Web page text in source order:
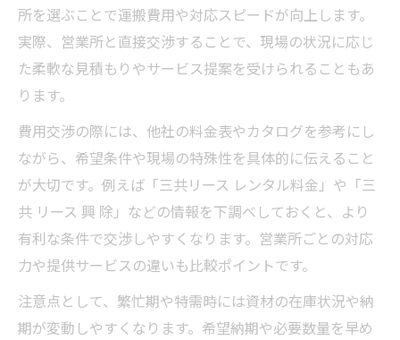
所を選ぶことで運搬費用や対応スピードが向上します。
実際、営業所と直接交渉することで、現場の状況に応じ
た柔軟な見積もりやサービス提案を受けられることもあ
ります。
費用交渉の際には、他社の料金表やカタログを参考にし
ながら、希望条件や現場の特殊性を具体的に伝えること
が大切です。例えば「三共リース レンタル料金」や「三
共 リース 興 除」などの情報を下調べしておくと、より
有利な条件で交渉しやすくなります。営業所ごとの対応
力や提供サービスの違いも比較ポイントです。
注意点として、繁忙期や特需時には資材の在庫状況や納
期が変動しやすくなります。希望納期や必要数量を早め